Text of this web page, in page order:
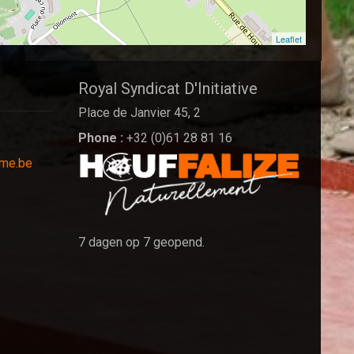
Leaflet
Royal Syndicat D'Initiative
Place de Janvier 45, 2
Phone : +32 (0)61 28 81 16
7 dagen op 7 geopend.